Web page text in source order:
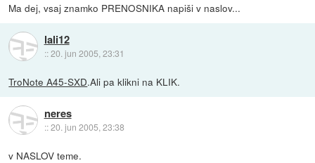
Ma dej, vsaj znamko PRENOSNIKA napiši v naslov...
lali12
::20. jun 2005, 23:31
TroNote A45-SXD.Ali pa klikni na KLIK.
neres
::20. jun 2005, 23:38
v NASLOV teme.